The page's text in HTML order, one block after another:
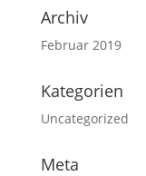
Archiv
Februar 2019
Kategorien
Uncategorized
Meta